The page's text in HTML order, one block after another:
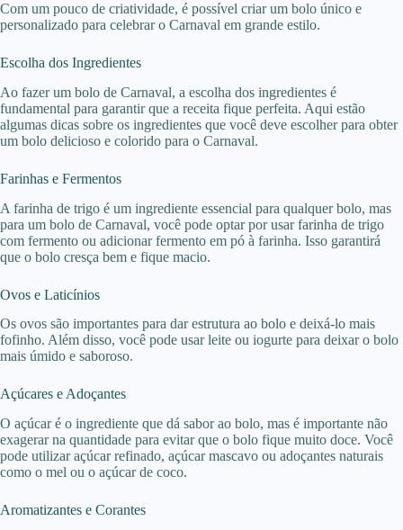
Com um pouco de criatividade, é possível criar um bolo único e
personalizado para celebrar o Carnaval em grande estilo.
Escolha dos Ingredientes
Ao fazer um bolo de Carnaval, a escolha dos ingredientes é
fundamental para garantir que a receita fique perfeita. Aqui estão
algumas dicas sobre os ingredientes que você deve escolher para obter
um bolo delicioso e colorido para o Carnaval.
Farinhas e Fermentos
A farinha de trigo é um ingrediente essencial para qualquer bolo, mas
para um bolo de Carnaval, você pode optar por usar farinha de trigo
com fermento ou adicionar fermento em pó à farinha. Isso garantirá
que o bolo cresça bem e fique macio.
Ovos e Laticínios
Os ovos são importantes para dar estrutura ao bolo e deixá-lo mais
fofinho. Além disso, você pode usar leite ou iogurte para deixar o bolo
mais úmido e saboroso.
Açúcares e Adoçantes
O açúcar é o ingrediente que dá sabor ao bolo, mas é importante não
exagerar na quantidade para evitar que o bolo fique muito doce. Você
pode utilizar açúcar refinado, açúcar mascavo ou adoçantes naturais
como o mel ou o açúcar de coco.
Aromatizantes e Corantes